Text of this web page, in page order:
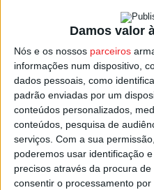
Damos valor
Nós e os nossos parceiros
informações num dispositivo,
dados pessoais, como
padrão enviadas por um
conteúdos personalizados,
conteúdos, pesquisa de
serviços. Com a sua
poderemos usar identificação
precisos através da procura
consentir o processamento
O jovem médio brasileiro,
escolhido levando a melhor
equipaMesseguem, mas
habitual para o 11 do
recentemente ganhou
Jorge Simão, e tem estado
pelos golos que têm valido
que apontou frente ao Lank
2-0 do Académico de Viseu